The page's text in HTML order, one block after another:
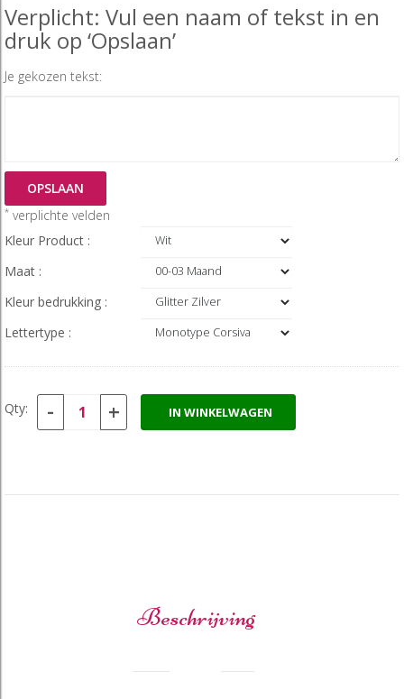
Verplicht: Vul een naam of tekst in en
druk op ‘Opslaan’
Je gekozen tekst:
OPSLAAN
* verplichte velden
Kleur Product :
Maat :
Kleur bedrukking :
Lettertype :
Qty: - + IN WINKELWAGEN
Beschrijving